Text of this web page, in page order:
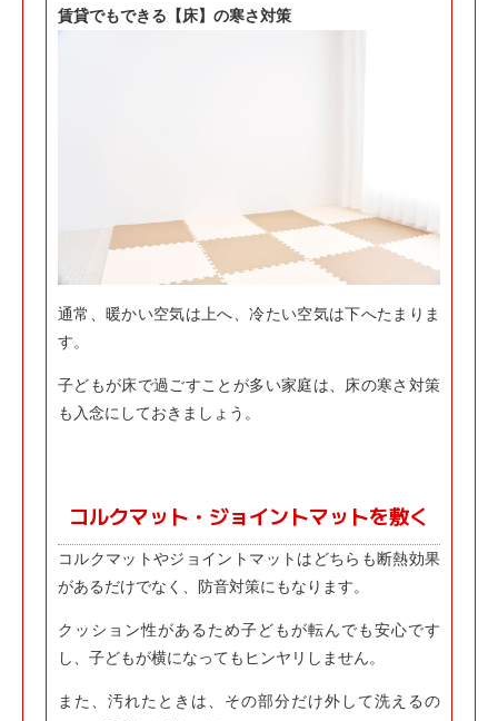
賃貸でもできる【床】の寒さ対策
通常、暖かい空気は上へ、冷たい空気は下へたまりま
す。
子どもが床で過ごすことが多い家庭は、床の寒さ対策
も入念にしておきましょう。
コルクマット・ジョイントマットを敷く
コルクマットやジョイントマットはどちらも断熱効果
があるだけでなく、防音対策にもなります。
クッション性があるため子どもが転んでも安心です
し、子どもが横になってもヒンヤリしません。
また、汚れたときは、その部分だけ外して洗えるの